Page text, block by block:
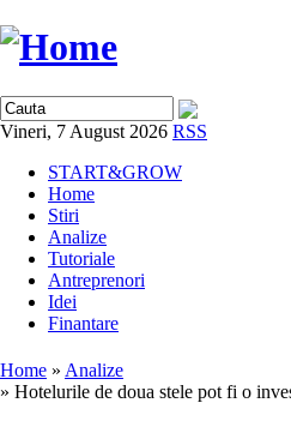
Vineri, 7 August 2026 RSS
START&GROW
Home
Stiri
Analize
Tutoriale
Antreprenori
Idei
Finantare
Home » Analize
» Hotelurile de doua stele pot fi o